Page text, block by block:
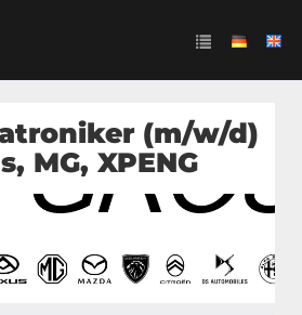
(m/w/d)
MG, XPENG